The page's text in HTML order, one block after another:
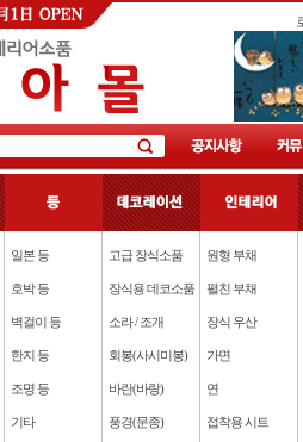
일본 등
호박 등
벽걸이 등
한지 등
조명 등
기타
고급 장식소품
장식용 데코소품
소라 / 조개
회봉(사시미봉)
바란(바랑)
풍경(문종)
원형 부채
펼친 부채
장식 우산
가면
연
접착용 시트